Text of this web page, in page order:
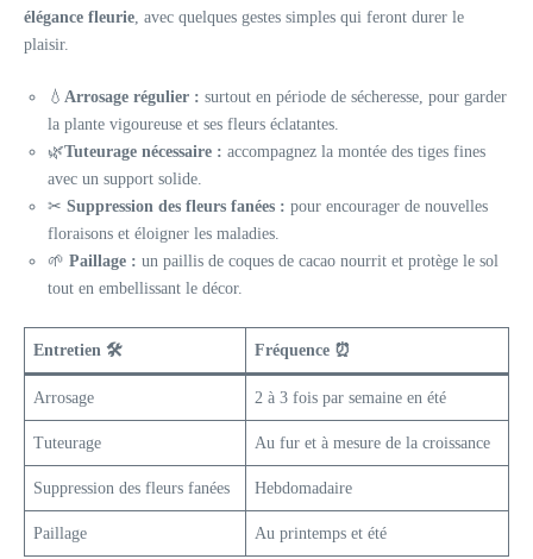
élégance fleurie, avec quelques gestes simples qui feront durer le
plaisir.
💧 Arrosage régulier : surtout en période de sécheresse, pour garder
la plante vigoureuse et ses fleurs éclatantes.
🌿Tuteurage nécessaire : accompagnez la montée des tiges fines
avec un support solide.
✂ Suppression des fleurs fanées : pour encourager de nouvelles
floraisons et éloigner les maladies.
🌱 Paillage : un paillis de coques de cacao nourrit et protège le sol
tout en embellissant le décor.
Entretien 🛠 Fréquence ⏰
Arrosage 2 à 3 fois par semaine en été
Tuteurage Au fur et à mesure de la croissance
Suppression des fleurs fanées Hebdomadaire
Paillage Au printemps et été